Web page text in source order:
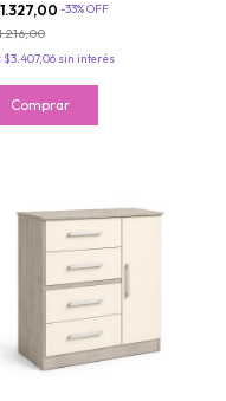
-33%OFF
$3.407,06 sin interés